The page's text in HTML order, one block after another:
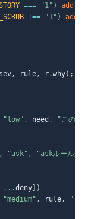
=== "1" ) add (
!== "1" ) add
sev, rule, r.why) ;
"low" , need , "この
, "ask" , "askルールが
...deny
)
"medium" , rule,
":*